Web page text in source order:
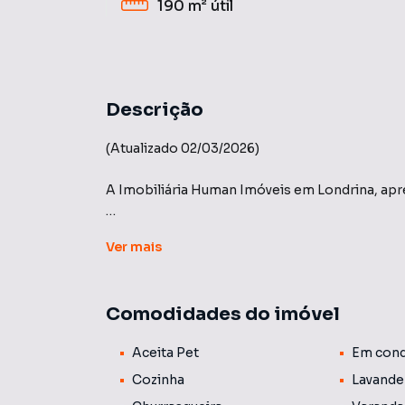
190 m² útil
Descrição
(Atualizado 02/03/2026)
A Imobiliária Human Imóveis em Londrina,
Se você está em busca de conforto,
condomínio oferece uma experiência única
Vamos Conhecer?
Ver mais
Comodidades do imóvel
Aceita Pet Em
Cozinha